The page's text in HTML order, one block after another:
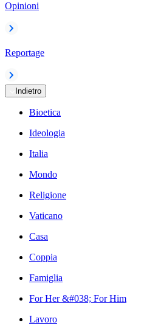
Opinioni
Reportage
Indietro
Bioetica
Ideologia
Italia
Mondo
Religione
Vaticano
Casa
Coppia
Famiglia
For Her &#038; For Him
Lavoro